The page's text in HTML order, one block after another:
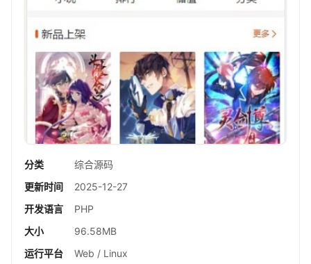
分类
综合源码
更新时间
2025-12-27
开发语言
PHP
大小
96.58MB
运行平台
Web / Linux